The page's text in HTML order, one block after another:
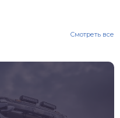
Смотреть все